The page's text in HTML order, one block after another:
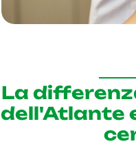
La
dell'Atlante